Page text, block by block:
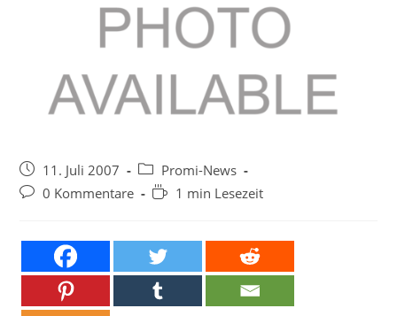
Beitrag
veröffentlicht:
11. Juli 2007
Beitrags-
Kategorie:
Promi-News
Beitrags-
0 Kommentare Lesedauer:
1 min Lesezeit